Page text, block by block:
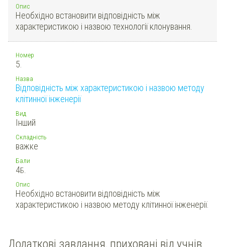
Опис
Необхідно встановити відповідність між
характеристикою і назвою технології клонування.
Номер
5.
Назва
Відповідність між характеристикою і назвою методу
клітинної інженерії
Вид
Інший
Складність
важке
Бали
4Б.
Опис
Необхідно встановити відповідність між
характеристикою і назвою методу клітинної інженерії.
Додаткові завдання, приховані від учнів